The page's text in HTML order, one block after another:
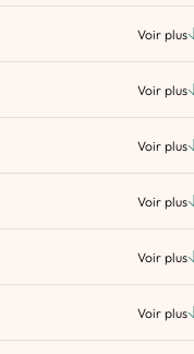
Voir plus
Voir plus
Voir plus
Voir plus
Voir plus
Voir plus